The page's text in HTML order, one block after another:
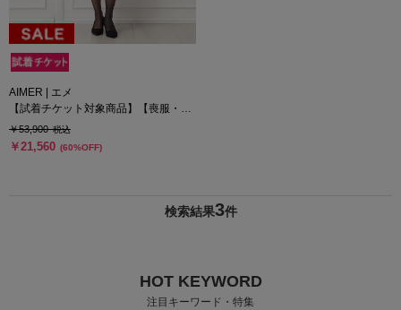
AIMER | エメ
【試着チケット対象商品】【喪服・礼
服】ブラックフォーマルアンサンブル
（スタンドネックジャケット・ウエス
￥53,900 税込
￥21,560 (60%OFF)
検索結果3件
HOT KEYWORD
注目キーワード・特集